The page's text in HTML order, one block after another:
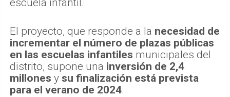
escuela infantil.
El proyecto, que responde a la necesidad de
incrementar el número de plazas públicas
en las escuelas infantiles municipales del
distrito, supone una inversión de 2,4
millones y su finalización está prevista
para el verano de 2024.